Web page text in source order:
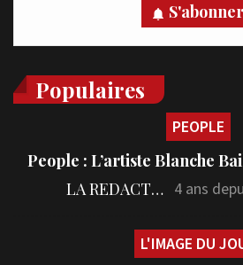
S'abonner
Populaires
PEOPLE
People : L’artiste Blanche
LA REDACTION 4 ans
L'IMAGE DU